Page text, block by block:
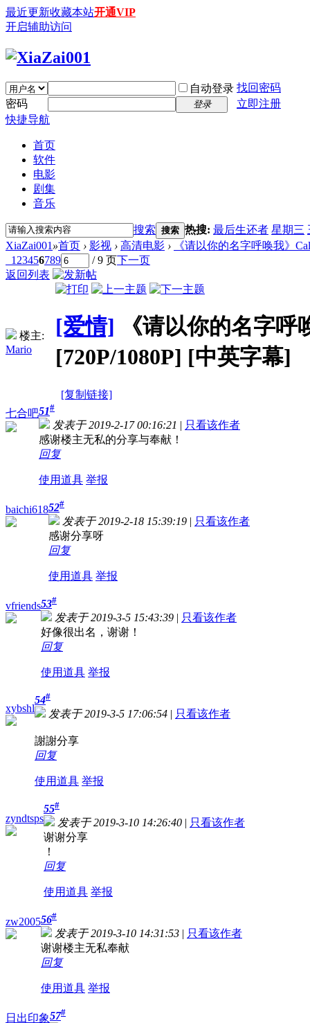
最近更新收藏本站开通VIP
开启辅助访问
自动登录 找回密码
密码
登录
立即注册
快捷导航
首页
软件
电影
剧集
音乐
搜索 搜索 热搜: 最后生还者 星期三
XiaZai001 »首页 › 影视 › 高清电影 ›
《请以你的名字呼唤我》
1 23456789 / 9 页下一页
返回列表
楼主:
Mario
[爱情]
《请以你的名字
[720P/1080P] [中英字幕]
[复制链接]
七合吧51#
发表于 2019-2-17 00:16:21 | 只看该作者
感谢楼主无私的分享与奉献！
回复
使用道具 举报
baichi61852#
发表于 2019-2-18 15:39:19 | 只看该作者
感谢分享呀
回复
使用道具 举报
vfriends53#
发表于 2019-3-5 15:43:39 | 只看该作者
好像很出名，谢谢！
回复
使用道具 举报
xybshl
54#
发表于 2019-3-5 17:06:54 | 只看该作者
謝謝分享
回复
使用道具 举报
zyndtsps
55#
发表于 2019-3-10 14:26:40 | 只看该作者
谢谢分享
！
回复
使用道具 举报
zw200556#
发表于 2019-3-10 14:31:53 | 只看该作者
谢谢楼主无私奉献
回复
使用道具 举报
日出印象57#